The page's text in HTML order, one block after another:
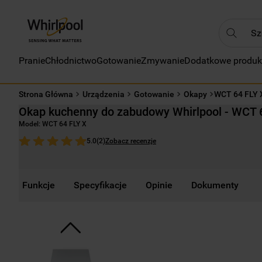
PranieChłodnictwoGotowanieZmywanieDodatkowe
Strona Główna Urządzenia Gotowanie Okapy WCT 64 FLY
Okap kuchenny do zabudowy Whirlpool - WCT
Model: WCT 64 FLY X
5.0(2)Zobacz recenzje
Funkcje Specyfikacje Opinie Dokumenty
2
3.